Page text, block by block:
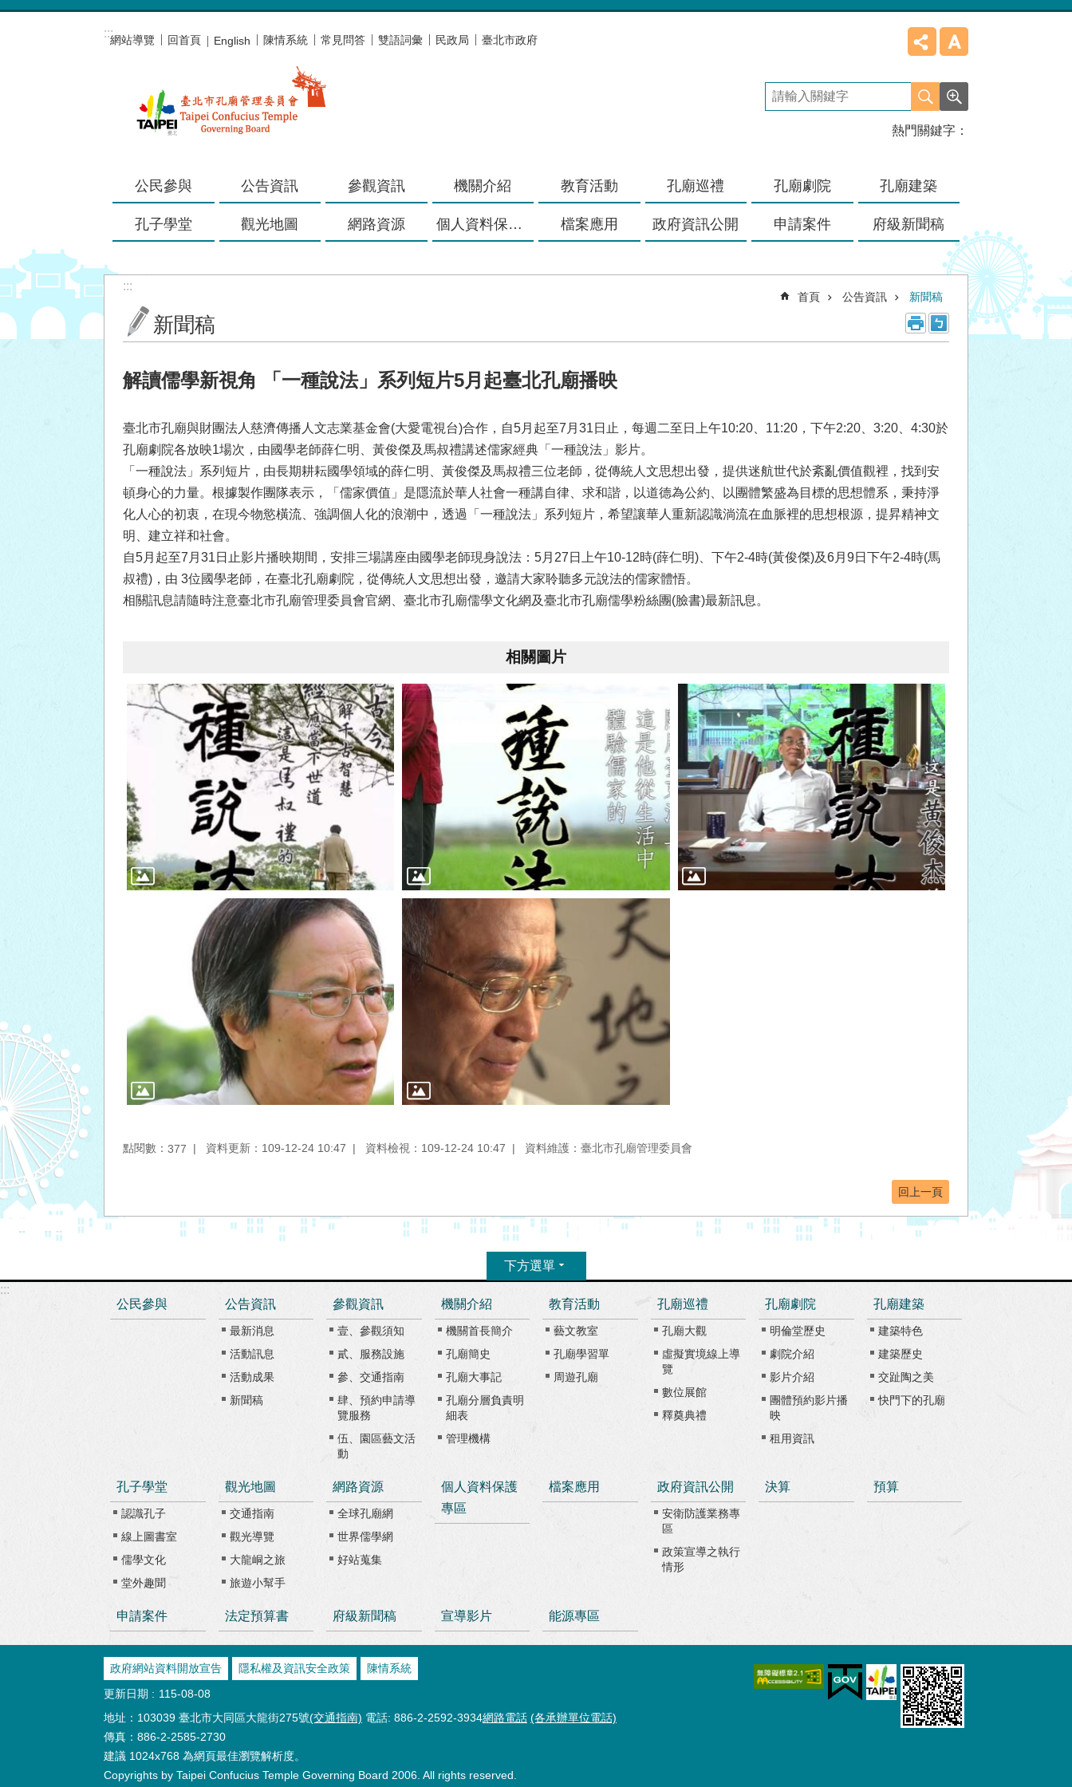
跳到主要內容區塊
:::網站導覽 回首頁 English 陳情系統 常見問答 雙語詞彙 民政局 臺北市政府
熱門關鍵字
公民參與 公告資訊 參觀資訊 機關介紹 教育活動 孔廟巡禮 孔廟劇院 孔廟建築
孔子學堂 觀光地圖 網路資源 個人資料保護專區 檔案應用 政府資訊公開 申請案件 府級新聞稿
:::
首頁 公告資訊 新聞稿
新聞稿
解讀儒學新視角 「一種說法」系列短片5月起臺北孔廟播映
臺北市孔廟與財團法人慈濟傳播人文志業基金會(大愛電視台)合作，自5月起至7月31日止，每週二至日上午10:20、11:20，下午2:20、3:20、4:30於
孔廟劇院各放映1場次，由國學老師薛仁明、黃俊傑及馬叔禮講述儒家經典「一種說法」影片。
「一種說法」系列短片，由長期耕耘國學領域的薛仁明、黃俊傑及馬叔禮三位老師，從傳統人文思想出發，提供迷航世代於紊亂價值觀裡，找到安
頓身心的力量。根據製作團隊表示，「儒家價值」是隱流於華人社會一種講自律、求和諧，以道德為公約、以團體繁盛為目標的思想體系，秉持淨
化人心的初衷，在現今物慾橫流、強調個人化的浪潮中，透過「一種說法」系列短片，希望讓華人重新認識淌流在血脈裡的思想根源，提昇精神文
明、建立祥和社會。
自5月起至7月31日止影片播映期間，安排三場講座由國學老師現身說法：5月27日上午10-12時(薛仁明)、下午2-4時(黃俊傑)及6月9日下午2-4時(馬
叔禮)，由 3位國學老師，在臺北孔廟劇院，從傳統人文思想出發，邀請大家聆聽多元說法的儒家體悟。
相關訊息請隨時注意臺北市孔廟管理委員會官網、臺北市孔廟儒學文化網及臺北市孔廟儒學粉絲團(臉書)最新訊息。
相關圖片
點閱數： 377 資料更新：109-12-24 10:47 資料檢視：109-12-24 10:47 資料維護：臺北市孔廟管理委員會
回上一頁
下方選單
:::
公民參與
公告資訊
最新消息
活動訊息
活動成果
新聞稿
參觀資訊
壹、參觀須知
貳、服務設施
參、交通指南
肆、預約申請導
覽服務
伍、園區藝文活
動
機關介紹
機關首長簡介
孔廟簡史
孔廟大事記
孔廟分層負責明
細表
管理機構
教育活動
藝文教室
孔廟學習單
周遊孔廟
孔廟巡禮
孔廟大觀
虛擬實境線上導
覽
數位展館
釋奠典禮
孔廟劇院
明倫堂歷史
劇院介紹
影片介紹
團體預約影片播
映
租用資訊
孔廟建築
建築特色
建築歷史
交趾陶之美
快門下的孔廟
孔子學堂
認識孔子
線上圖書室
儒學文化
堂外趣聞
觀光地圖
交通指南
觀光導覽
大龍峒之旅
旅遊小幫手
網路資源
全球孔廟網
世界儒學網
好站蒐集
個人資料保護
專區
檔案應用 政府資訊公開
安衛防護業務專
區
政策宣導之執行
情形
決算 預算
申請案件 法定預算書 府級新聞稿 宣導影片 能源專區
政府網站資料開放宣告 隱私權及資訊安全政策
陳情系統
更新日期
115-08-08
地址：103039 臺北市大同區大龍街275號(交通指南) 電話: 886-2-2592-3934網路電話 (各承辦單位電話)
傳真：886-2-2585-2730
建議 1024x768 為網頁最佳瀏覽解析度。
Copyrights by Taipei Confucius Temple Governing Board 2006. All rights reserved.